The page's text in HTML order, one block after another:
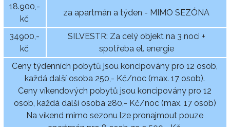
18.900,-
kč
za apartmán a týden - MIMO SEZÓNA
34900,-
kč
SILVESTR: Za celý objekt na 3 noci +
spotřeba el. energie
Ceny týdenních pobytů jsou koncipovány pro 12 osob,
každá další osoba 250,- Kč/noc (max. 17 osob).
Ceny víkendových pobytů jsou koncipovány pro 12
osob, každá další osoba 280,- Kč/noc (max. 17 osob)
Na víkend mimo sezonu lze pronajmout pouze